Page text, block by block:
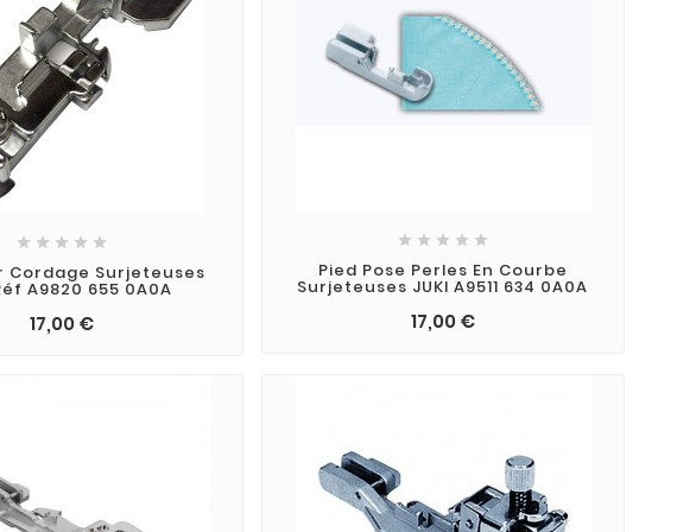
    
Cordage Surjeteuses
A9820 655 0A0A
17,00 €
    
Pied Pose Perles En Courbe
Surjeteuses JUKI A9511 634 0A0A
17,00 €